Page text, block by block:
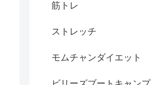
筋トレ
ストレッチ
モムチャンダイエット